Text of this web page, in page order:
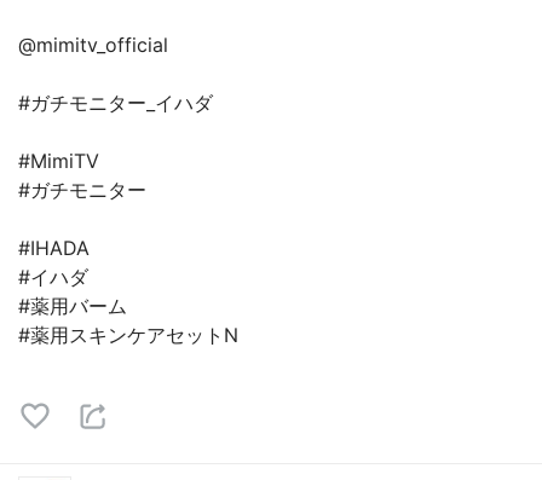
@mimitv_official
#ガチモニター_イハダ
#MimiTV
#ガチモニター
#IHADA
#イハダ
#薬用バーム
#薬用スキンケアセットN